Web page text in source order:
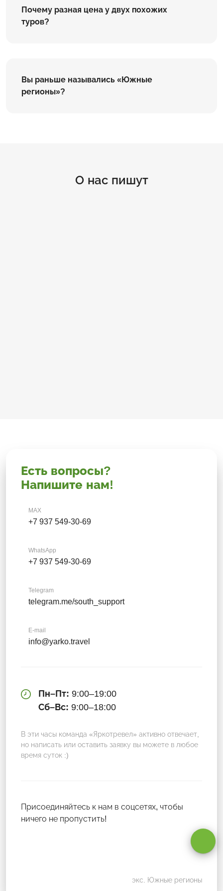
Почему разная цена у двух похожих
туров?
Вы раньше назывались «Южные
регионы»?
О нас пишут
Есть вопросы?
Напишите нам!
MAX
+7 937 549-30-69
WhatsApp
+7 937 549-30-69
Telegram
telegram.me/south_support
E-mail
info@yarko.travel
Пн–Пт: 9:00–19:00
Сб–Вс: 9:00–18:00
В эти часы команда «Яркотревел» активно отвечает,
но написать или оставить заявку вы можете в любое
время суток :)
Присоединяйтесь к нам в соцсетях, чтобы
ничего не пропустить!
экс. Южные регионы